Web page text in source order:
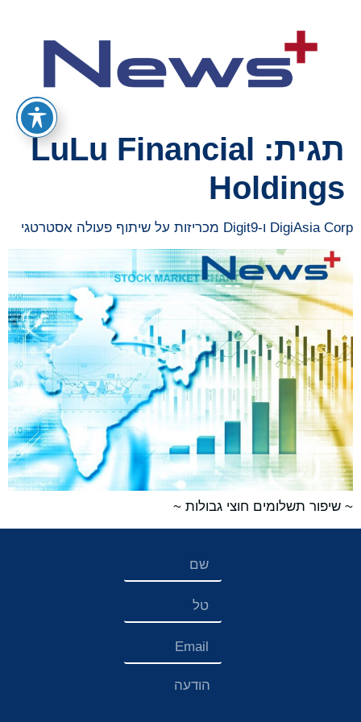
תגית: LuLu Financial
Holdings
DigiAsia Corp ו-Digit9 מכריזות על שיתוף פעולה אסטרטגי
~ שיפור תשלומים חוצי גבולות ~